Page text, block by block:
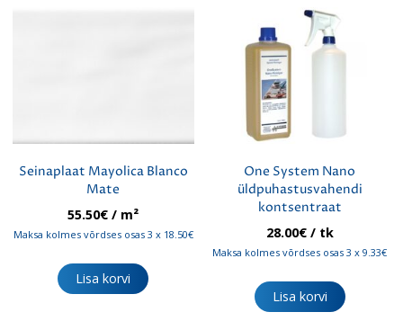
Seinaplaat Mayolica Blanco
Mate
55.50€ / m²
Maksa kolmes võrdses osas 3 x 18.50€
Lisa korvi
One System Nano
üldpuhastusvahendi
kontsentraat
28.00€/ tk
Maksa kolmes võrdses osas 3 x 9.33€
Lisa korvi